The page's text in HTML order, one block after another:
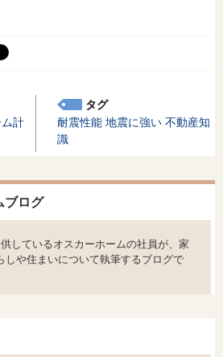
計
タグ
耐震性能 地震に強い 不動産知
識
ブログ
しているオスカーホームの社員が、家
しや住まいについて執筆するブログで